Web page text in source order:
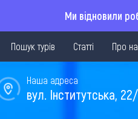
Ми відновили
Пошук турів Статті Про
Наша адреса
вул. Інститутська,